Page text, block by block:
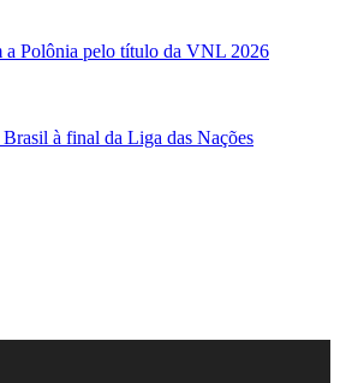
a Polônia pelo título da VNL 2026
à final da Liga das Nações